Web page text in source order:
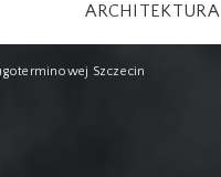
ARCHITEKTURA
Szczecin